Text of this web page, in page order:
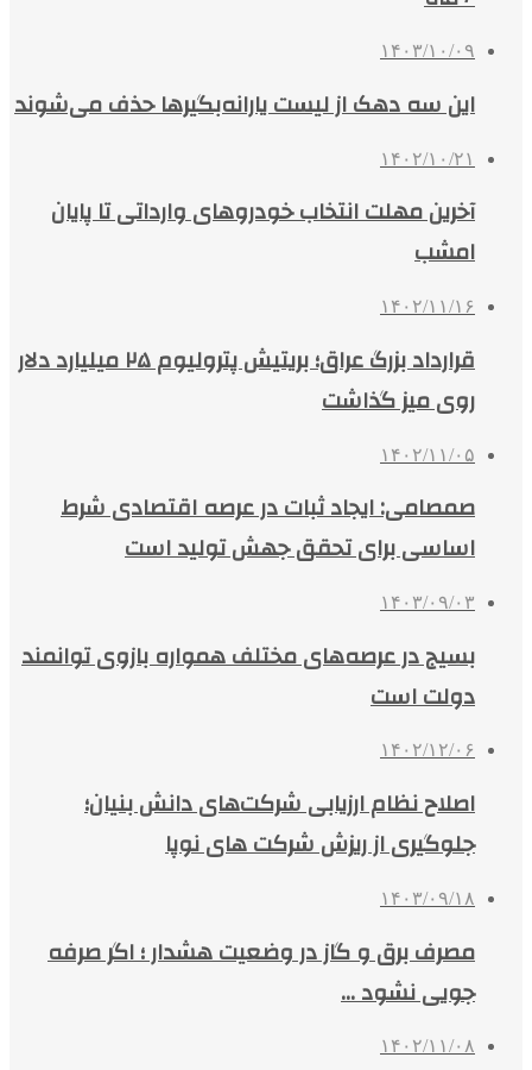
۱۴۰۳/۱۰/۰۹
این سه دهک از لیست یارانه‌بگیرها حذف می‌شوند
۱۴۰۲/۱۰/۲۱
آخرین مهلت انتخاب خودروهای وارداتی تا پایان
امشب
۱۴۰۲/۱۱/۱۶
قرارداد بزرگ عراق؛ بریتیش پترولیوم ۲۵ میلیارد دلار
روی میز گذاشت
۱۴۰۲/۱۱/۰۵
صمصامی: ایجاد ثبات در عرصه اقتصادی شرط
اساسی برای تحقق جهش تولید است
۱۴۰۳/۰۹/۰۳
بسیج در عرصه‌های مختلف همواره بازوی توانمند
دولت است
۱۴۰۲/۱۲/۰۶
اصلاح نظام ارزیابی شرکت‌های دانش بنیان؛
جلوگیری از ریزش شرکت های نوپا
۱۴۰۳/۰۹/۱۸
مصرف برق و گاز در وضعیت هشدار ؛ اگر صرفه
جویی نشود …
۱۴۰۲/۱۱/۰۸